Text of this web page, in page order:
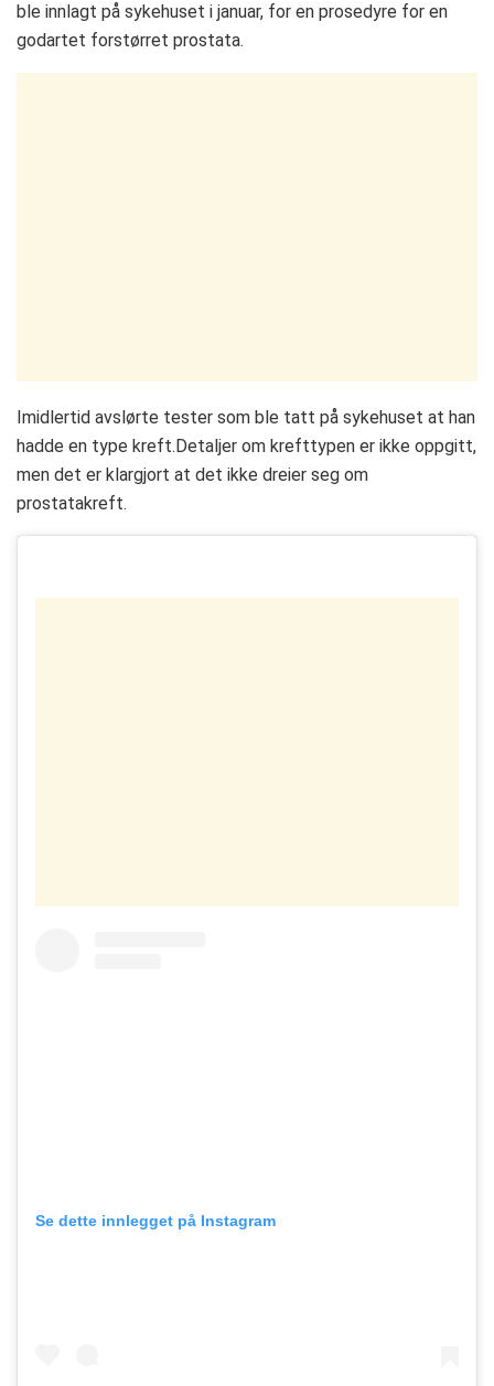
ble innlagt på sykehuset i januar, for en prosedyre for en
godartet forstørret prostata.
Imidlertid avslørte tester som ble tatt på sykehuset at han
hadde en type kreft.Detaljer om krefttypen er ikke oppgitt,
men det er klargjort at det ikke dreier seg om
prostatakreft.
Se dette innlegget på Instagram